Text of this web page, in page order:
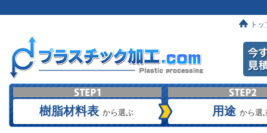
トッ
樹脂材料表 から選ぶ 用途 から選